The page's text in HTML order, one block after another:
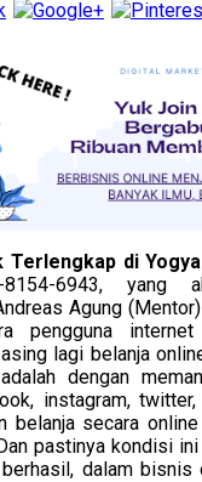
Terlengkap di
6943, yang
Agung
pengguna
lagi belanja
dengan
instagram,
belanja secara
pastinya kondisi
dalam bisnis